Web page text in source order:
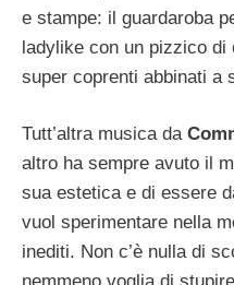
e stampe: il guardaroba
ladylike con un pizzico
super coprenti abbinati a
Tutt’altra musica da
altro ha sempre avuto il
sua estetica e di essere
vuol sperimentare nella
inediti. Non c’è nulla di